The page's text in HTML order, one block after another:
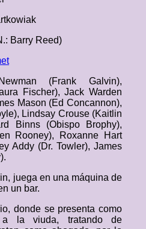
Barry Reed)
(Frank Galvin),
Fischer), Jack Warden
Mason (Ed Concannon),
Lindsay Crouse (Kaitlin
Binns (Obispo Brophy),
Rooney), Roxanne Hart
Addy (Dr. Towler), James
juega en una máquina de
un bar.
donde se presenta como
la viuda, tratando de